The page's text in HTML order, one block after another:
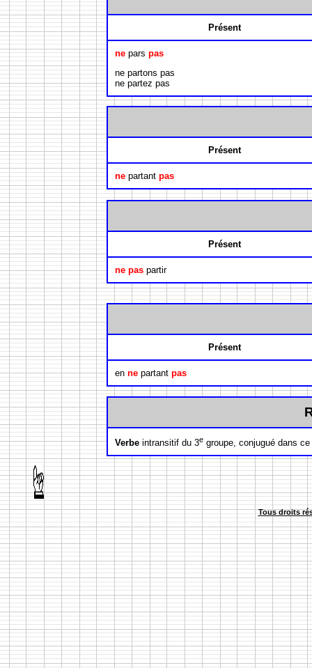
Présent
ne pars pas
ne partons pas
ne partez pas
Présent
ne partant pas
Présent
ne pas partir
Présent
en ne partant pas
Verbe intransitif du 3e groupe, conjugué dans
Tous droits